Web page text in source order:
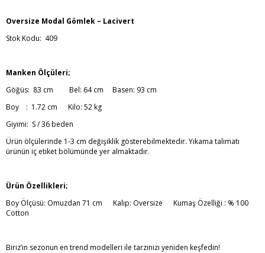
Oversize Modal Gömlek – Lacivert
Stok Kodu: 409
Manken Ölçüleri;
Göğüs: 83 cm Bel: 64 cm Basen: 93 cm
Boy : 1.72 cm Kilo: 52 kg
Giyimi: S / 36 beden
Ürün ölçülerinde 1-3 cm değişiklik gösterebilmektedir. Yıkama talimatı
ürünün iç etiket bölümünde yer almaktadır.
Ürün Özellikleri;
Boy Ölçüsü: Omuzdan 71 cm Kalıp: Oversize Kumaş Özelliği : % 100
Cotton
Biriz’in sezonun en trend modelleri ile tarzınızı yeniden keşfedin!